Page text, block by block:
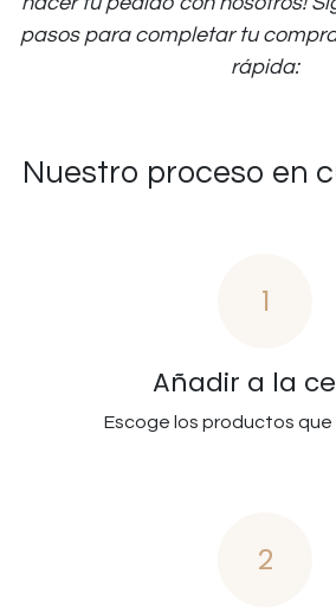
pasos para completar tu
rápida:
Nuestro proceso en
1
Añadir a la
Escoge los productos que
2